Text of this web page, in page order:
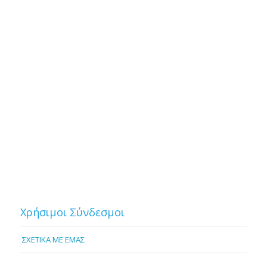
Χρήσιμοι Σύνδεσμοι
ΣΧΕΤΙΚΑ ΜΕ ΕΜΑΣ